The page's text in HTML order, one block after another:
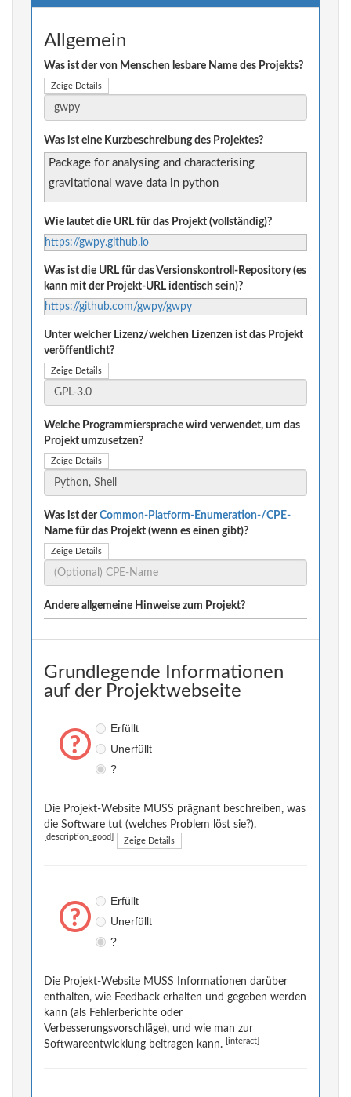
Allgemein
Was ist der von Menschen lesbare Name des Projekts?
Zeige Details
Was ist eine Kurzbeschreibung des Projektes?
Package for analysing and characterising
gravitational wave data in python
Wie lautet die URL für das Projekt (vollständig)?
https://gwpy.github.io
Was ist die URL für das Versionskontroll-Repository (es
kann mit der Projekt-URL identisch sein)?
https://github.com/gwpy/gwpy
Unter welcher Lizenz/welchen Lizenzen ist das Projekt
veröffentlicht?
Zeige Details
Welche Programmiersprache wird verwendet, um das
Projekt umzusetzen?
Zeige Details
Was ist derCommon-Platform-Enumeration-/CPE-
Name für das Projekt (wenn es einen gibt)?
Zeige Details
Andere allgemeine Hinweise zum Projekt?
Grundlegende Informationen
auf der Projektwebseite
Erfüllt
Unerfüllt
?
Die Projekt-Website MUSS prägnant beschreiben, was
die Software tut (welches Problem löst sie?).
[description_good] Zeige Details
Erfüllt
Unerfüllt
?
Die Projekt-Website MUSS Informationen darüber
enthalten, wie Feedback erhalten und gegeben werden
kann (als Fehlerberichte oder
Verbesserungsvorschläge), und wie man zur
Softwareentwicklung beitragen kann.
[interact]